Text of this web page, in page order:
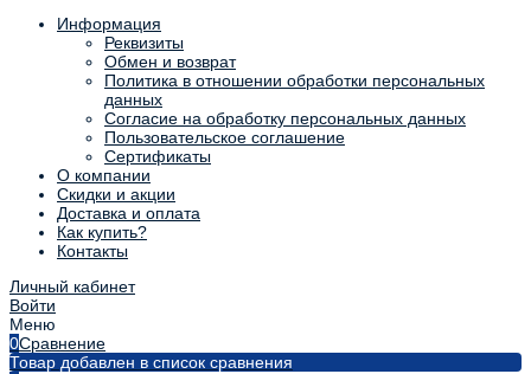
Информация
Реквизиты
Обмен и возврат
Политика в отношении обработки персональных
данных
Согласие на обработку персональных данных
Пользовательское соглашение
Сертификаты
О компании
Скидки и акции
Доставка и оплата
Как купить?
Контакты
Личный кабинет
Войти
Меню
0Сравнение
Товар добавлен в список сравнения